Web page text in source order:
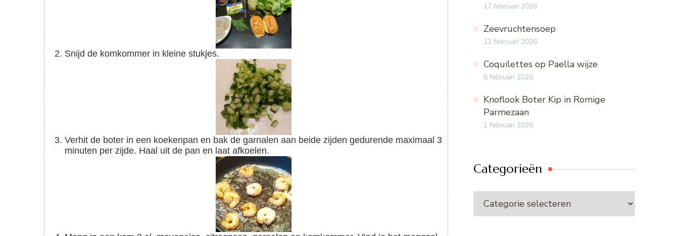
Snijd de komkommer in kleine stukjes.
Verhit de boter in een koekenpan en bak de garnalen aan beide zijden gedurende maximaal 3
minuten per zijde. Haal uit de pan en laat afkoelen.
17 februari 2026
Zeevruchtensoep
12 februari 2026
Coquilettes op Paella wijze
6 februari 2026
Knoflook Boter Kip in Romige
Parmezaan
1 februari 2026
Categorieën
Categorieën